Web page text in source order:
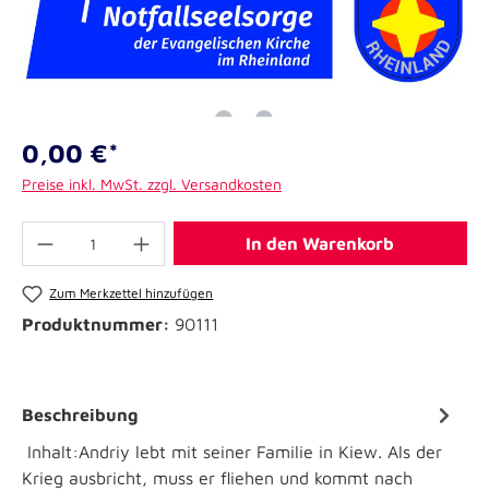
0,00 €*
Preise inkl. MwSt. zzgl. Versandkosten
In den Warenkorb
Zum Merkzettel hinzufügen
Produktnummer: 90111
Beschreibung
Inhalt:Andriy lebt mit seiner Familie in Kiew. Als der
Krieg ausbricht, muss er fliehen und kommt nach